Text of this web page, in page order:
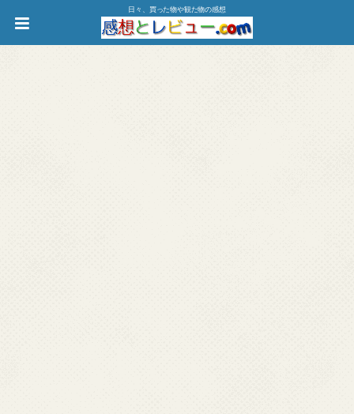
日々、買った物や観た物の感想